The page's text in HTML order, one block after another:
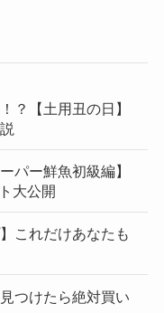
？【土用丑の日】
パー鮮魚初級編】
大公開
これだけあなたも
つけたら絶対買い